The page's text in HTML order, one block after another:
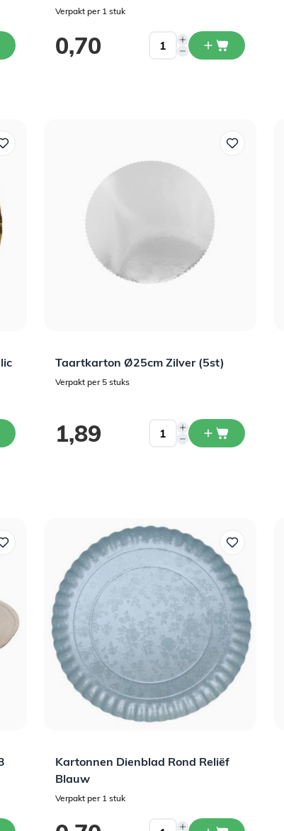
Verpakt per 1 stuk
0,70
Taartkarton Ø25cm Zilver (5st)
Verpakt per 5 stuks
1,89
Kartonnen Dienblad Rond Reliëf
Blauw
Verpakt per 1 stuk
bij Daily Style!
ik wil korting!